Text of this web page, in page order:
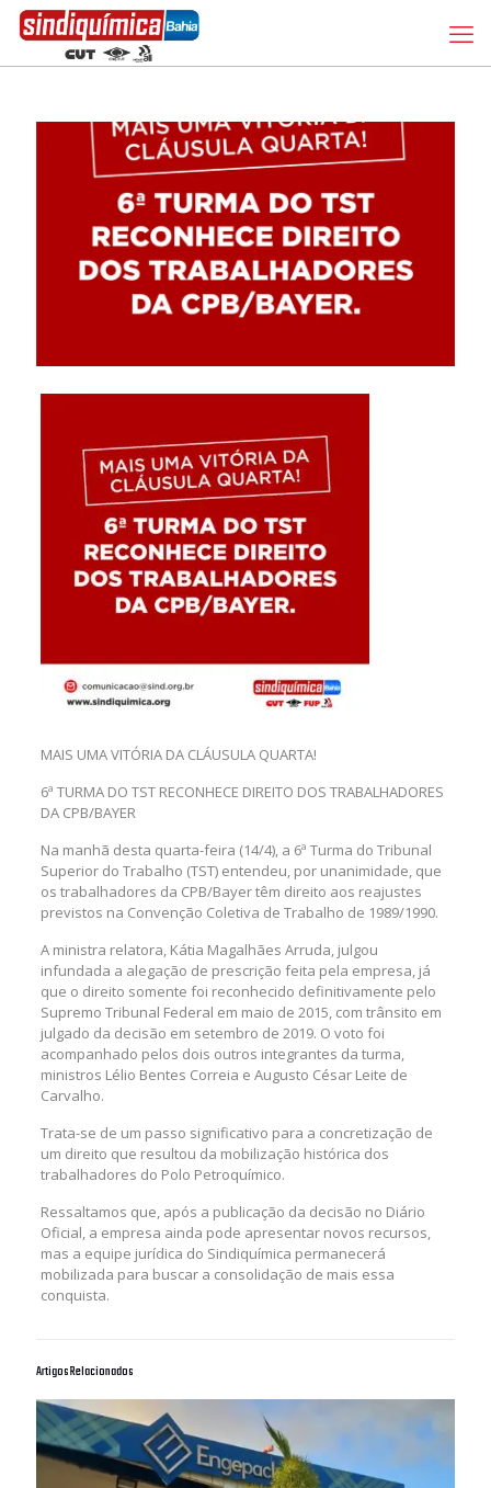
MAIS UMA VITÓRIA DA CLÁUSULA QUARTA!
6ª TURMA DO TST RECONHECE DIREITO DOS TRABALHADORES
DA CPB/BAYER
Na manhã desta quarta-feira (14/4), a 6ª Turma do Tribunal
Superior do Trabalho (TST) entendeu, por unanimidade, que
os trabalhadores da CPB/Bayer têm direito aos reajustes
previstos na Convenção Coletiva de Trabalho de 1989/1990.
A ministra relatora, Kátia Magalhães Arruda, julgou
infundada a alegação de prescrição feita pela empresa, já
que o direito somente foi reconhecido definitivamente pelo
Supremo Tribunal Federal em maio de 2015, com trânsito em
julgado da decisão em setembro de 2019. O voto foi
acompanhado pelos dois outros integrantes da turma,
ministros Lélio Bentes Correia e Augusto César Leite de
Carvalho.
Trata-se de um passo significativo para a concretização de
um direito que resultou da mobilização histórica dos
trabalhadores do Polo Petroquímico.
Ressaltamos que, após a publicação da decisão no Diário
Oficial, a empresa ainda pode apresentar novos recursos,
mas a equipe jurídica do Sindiquímica permanecerá
mobilizada para buscar a consolidação de mais essa
conquista.
Artigos Relacionados